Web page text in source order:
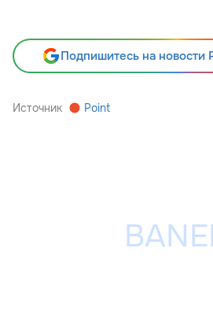
Подпишитесь на новости
Источник Point